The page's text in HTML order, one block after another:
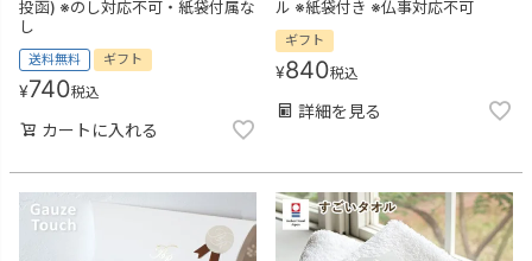
投函) ※のし対応不可・紙袋付属な
し
送料無料 ギフト
¥740税込
カートに入れる
ル ※紙袋付き ※仏事対応不可
ギフト
¥840税込
詳細を見る